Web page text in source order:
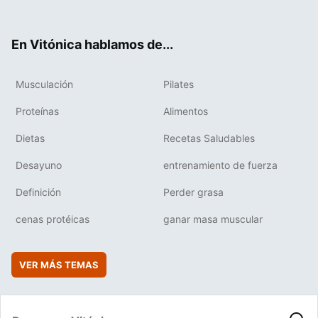
En Vitónica hablamos de...
Musculación Pilates
Proteínas Alimentos
Dietas Recetas Saludables
Desayuno entrenamiento de fuerza
Definición Perder grasa
cenas protéicas ganar masa muscular
VER MÁS TEMAS